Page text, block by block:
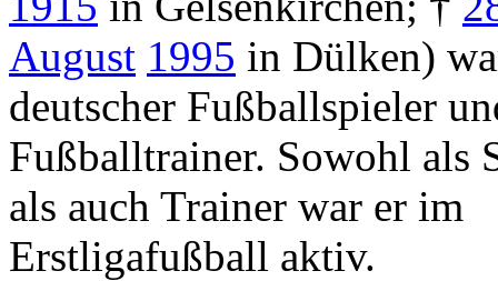
August 1995 in Dülken)
deutscher Fußballspieler
Fußballtrainer. Sowohl als
als auch Trainer war er im
Erstligafußball aktiv.